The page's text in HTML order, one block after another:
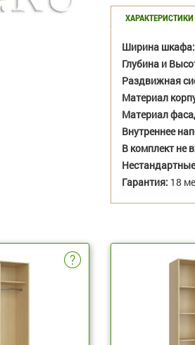
ХАРАКТЕРИСТИКИ
Ширина шкафа:
Глубина и
Раздвижная
Материал
Материал
Внутреннее
В комплект не
Гарантия: 18